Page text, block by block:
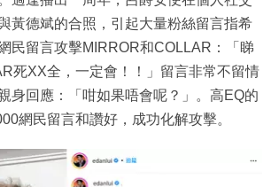
黃德斌的合照，引起大量粉絲留言指希
民留言攻擊MIRROR和COLLAR：「睇
死XX全，一定會！！」留言非常不留情
身回應：「咁如果唔會呢？」。高EQ的
網民留言和讚好，成功化解攻擊。